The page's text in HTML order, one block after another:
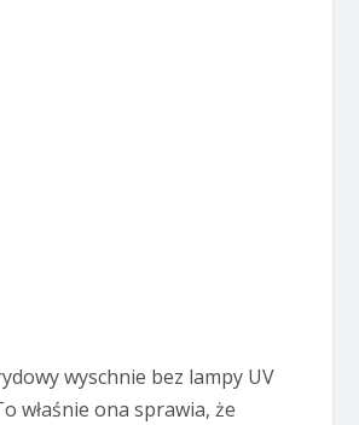
wyschnie bez lampy UV
właśnie ona sprawia, że